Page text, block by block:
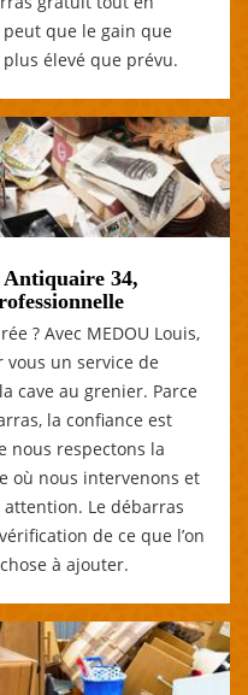
peut que le gain que
élevé que prévu.
34,
? Avec MEDOU Louis,
un service de
cave au grenier. Parce
la confiance est
nous respectons la
où nous intervenons et
Le débarras
de ce que l’on
à ajouter.